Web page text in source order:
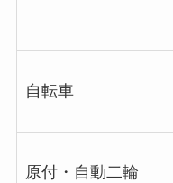
自転車
原付・自動二輪